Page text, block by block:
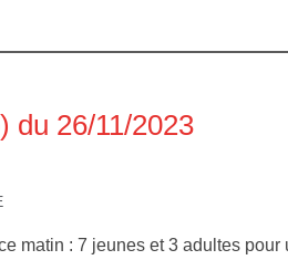
du 26/11/2023
matin : 7 jeunes et 3 adultes pour